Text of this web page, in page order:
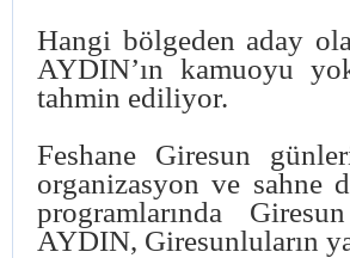
Hangi bölgeden aday
AYDIN’ın kamuoyu
tahmin ediliyor.
Feshane Giresun
organizasyon ve sahne
programlarında
AYDIN, Giresunluların